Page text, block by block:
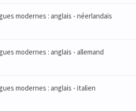
modernes : anglais - néerlandais
modernes : anglais - allemand
modernes : anglais - italien